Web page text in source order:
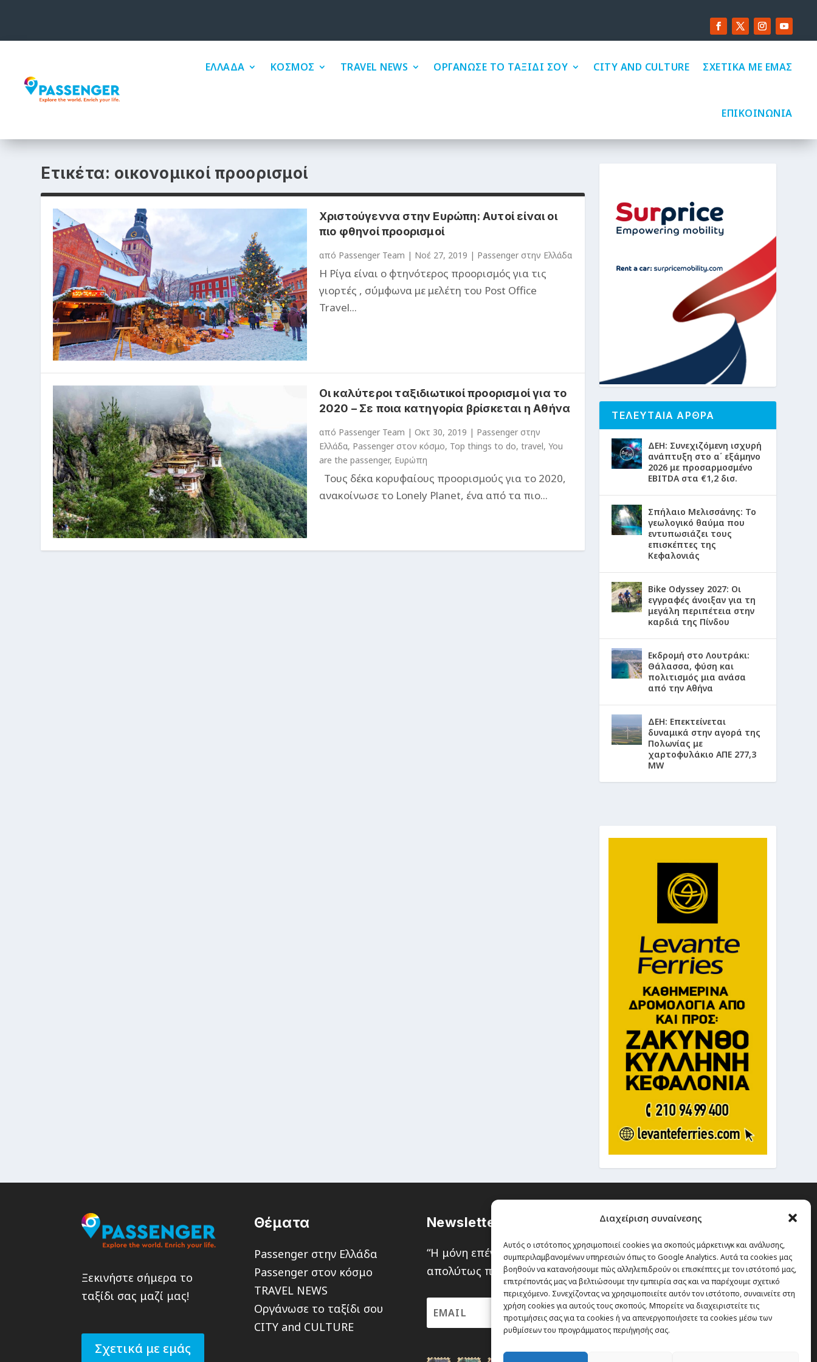
Διαχείριση συναίνεσης
Αυτός ο ιστότοπος χρησιμοποιεί cookies για σκοπούς μάρκετινγκ και ανάλυσης,
συμπεριλαμβανομένων υπηρεσιών όπως το Google Analytics. Αυτά τα cookies μας
βοηθούν να κατανοήσουμε πώς αλληλεπιδρούν οι επισκέπτες με τον ιστότοπό μας,
επιτρέποντάς μας να βελτιώσουμε την εμπειρία σας και να παρέχουμε σχετικό
περιεχόμενο. Συνεχίζοντας να χρησιμοποιείτε αυτόν τον ιστότοπο, συναινείτε στη
χρήση cookies για αυτούς τους σκοπούς. Μπορείτε να διαχειριστείτε τις
προτιμήσεις σας για τα cookies ή να απενεργοποιήσετε τα cookies μέσω των
ρυθμίσεων του προγράμματος περιήγησής σας.
ΕΛΛΑΔΑ ΚΟΣΜΟΣ TRAVEL NEWS ΟΡΓΑΝΩΣΕ ΤΟ ΤΑΞΙΔΙ ΣΟΥ CITY AND CULTURE ΣΧΕΤΙΚΑ ΜΕ ΕΜΑΣ
ΕΠΙΚΟΙΝΩΝΙΑ
Ετικέτα: οικονομικοί προορισμοί
Χριστούγεννα στην Ευρώπη: Αυτοί είναι οι
πιο φθηνοί προορισμοί
από Passenger Team | Νοέ 27, 2019 | Passenger στην Ελλάδα
Η Ρίγα είναι ο φτηνότερος προορισμός για τις
γιορτές , σύμφωνα με μελέτη του Post Office
Travel...
Οι καλύτεροι ταξιδιωτικοί προορισμοί για το
2020 – Σε ποια κατηγορία βρίσκεται η Αθήνα
από Passenger Team | Οκτ 30, 2019 | Passenger στην
Ελλάδα, Passenger στον κόσμο, Top things to do, travel, You
are the passenger, Ευρώπη
Τους δέκα κορυφαίους προορισμούς για το 2020,
ανακοίνωσε το Lonely Planet, ένα από τα πιο...
ΤΕΛΕΥΤΑΙΑ ΑΡΘΡΑ
ΔΕΗ: Συνεχιζόμενη ισχυρή
ανάπτυξη στο α΄ εξάμηνο
2026 με προσαρμοσμένο
EBITDA στα €1,2 δισ.
Σπήλαιο Μελισσάνης: Το
γεωλογικό θαύμα που
εντυπωσιάζει τους
επισκέπτες της
Κεφαλονιάς
Bike Odyssey 2027: Οι
εγγραφές άνοιξαν για τη
μεγάλη περιπέτεια στην
καρδιά της Πίνδου
Εκδρομή στο Λουτράκι:
Θάλασσα, φύση και
πολιτισμός μια ανάσα
από την Αθήνα
ΔΕΗ: Επεκτείνεται
δυναμικά στην αγορά της
Πολωνίας με
χαρτοφυλάκιο ΑΠΕ 277,3
MW
Ξεκινήστε σήμερα το
ταξίδι σας μαζί μας!
Σχετικά με εμάς
Θέματα
Passenger στην Ελλάδα
Passenger στον κόσμο
TRAVEL NEWS
Οργάνωσε το ταξίδι σου
CITY and CULTURE
Newsletter
“H μόνη επένδυση από την οποία δεν έχεις καμία
απολύτως πιθανότητα να χάσεις, είναι τα ταξίδια.”
Εγγραφή